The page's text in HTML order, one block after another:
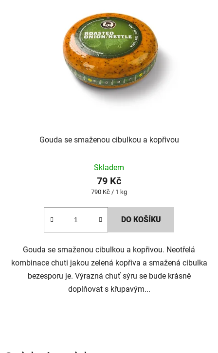
Gouda se smaženou cibulkou a kopřivou
Skladem
79 Kč
Měrná
790 Kč / 1 kg
DO KOŠÍKU
Gouda se smaženou cibulkou a kopřivou. Neotřelá
kombinace chuti jakou zelená kopřiva a smažená cibulka
bezesporu je. Výrazná chuť sýru se bude krásně
doplňovat s křupavým...